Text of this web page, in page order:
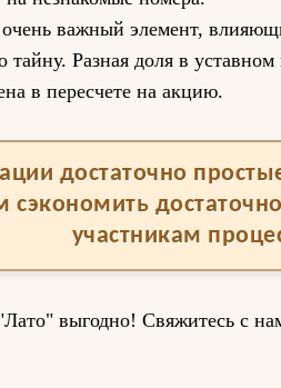
важный элемент,
тайну. Разная доля в
в пересчете на акцию.
достаточно
сэкономить
участникам
выгодно! Свяжитесь с